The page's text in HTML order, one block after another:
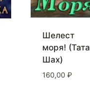
Шелест
моря! (Тата
Шах)
160,00 ₽